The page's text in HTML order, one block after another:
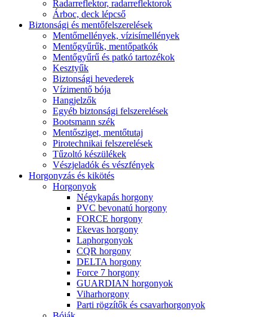
Radarreflektor, radarreflektorok
Árboc, deck lépcső
Biztonsági és mentőfelszerelések
Mentőmellények, vízisímellények
Mentőgyűrűk, mentőpatkók
Mentőgyűrű és patkó tartozékok
Kesztyűk
Biztonsági hevederek
Vízimentő bója
Hangjelzők
Egyéb biztonsági felszerelések
Bootsmann szék
Mentősziget, mentőtutaj
Pirotechnikai felszerelések
Tűzoltó készülékek
Vészjeladók és vészfények
Horgonyzás és kikötés
Horgonyok
Négykapás horgony
PVC bevonatú horgony
FORCE horgony
Ekevas horgony
Laphorgonyok
CQR horgony
DELTA horgony
Force 7 horgony
GUARDIAN horgonyok
Viharhorgony
Parti rögzítők és csavarhorgonyok